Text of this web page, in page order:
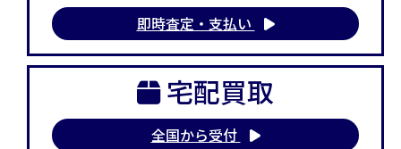
即時査定・支払い
宅配買取
全国から受付